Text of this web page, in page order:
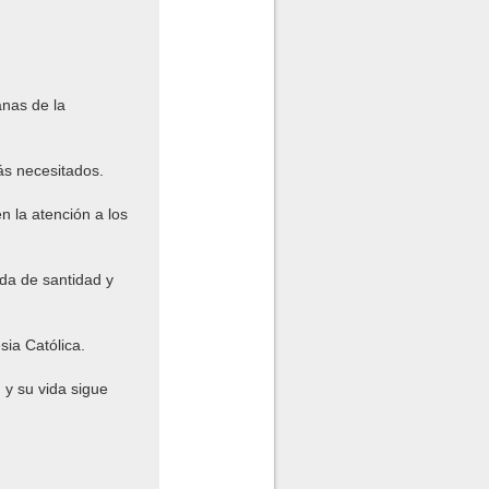
de la
necesitados.
la atención a los
de santidad y
Católica.
su vida sigue